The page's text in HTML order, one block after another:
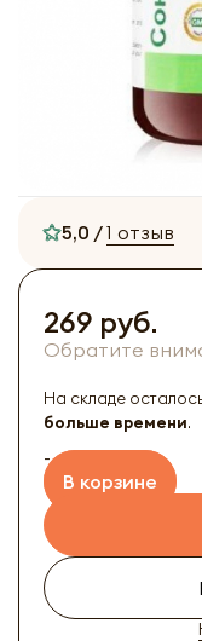
5,0 /1 отзыв
269 руб.
Обратите
На складе
больше времени.
-
В корзине